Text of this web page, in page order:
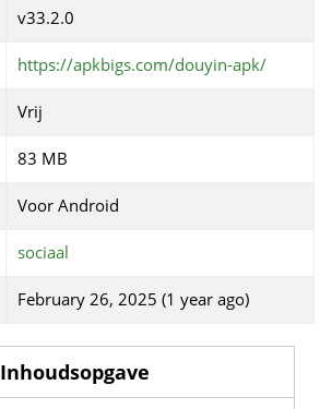
v33.2.0
https://apkbigs.com/douyin-apk/
Vrij
83 MB
Voor Android
sociaal
February 26, 2025 (1 year ago)
Inhoudsopgave